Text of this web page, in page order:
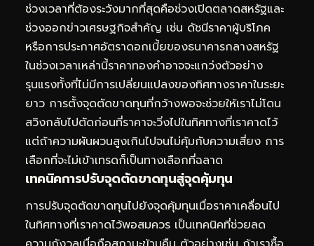
ช่วงเวลาที่ต้องระวังมากที่สุดคือช่วงเปิดตลาดสหรัฐและ
ช่วงออกข่าวเศรษฐกิจสำคัญ เช่น ดัชนีราคาผู้บริโภค
หรือการประกาศอัตราดอกเบี้ยของธนาคารกลางสหรัฐ
ในช่วงเวลาเหล่านี้ราคาทองคำอาจจะแกว่งตัวอย่าง
รุนแรงทั้งที่ไม่มีการเปลี่ยนแปลงของทิศทางราคาในระยะ
ยาว การตั้งจุดตัดขาดทุนที่กว้างพอจะช่วยให้เราไม่โดน
สวิงกลับไปตัดก่อนที่ราคาจะวิ่งไปในทิศทางที่เราคาดไว้
แต่ถ้าความผันผวนสูงเกินไปจนไม่คุ้มกับความเสี่ยง การ
เลือกที่จะไม่เข้าเทรดก็เป็นทางเลือกที่ฉลาด
เทคนิคการปรับจุดตัดขาดทุนสู่จุดคุ้มทุน
การปรับจุดตัดขาดทุนไปยังจุดคุ้มทุนเมื่อราคาเคลื่อนไป
ในทิศทางที่เราคาดไว้พอสมควร เป็นเทคนิคที่ช่วยลด